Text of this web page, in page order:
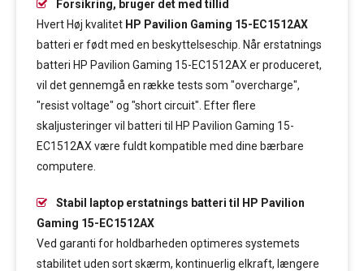
Forsikring, bruger det med tillid
Hvert Høj kvalitet HP Pavilion Gaming 15-EC1512AX
batteri er født med en beskyttelseschip. Når erstatnings
batteri HP Pavilion Gaming 15-EC1512AX er produceret,
vil det gennemgå en række tests som "overcharge",
"resist voltage" og "short circuit". Efter flere
skaljusteringer vil batteri til HP Pavilion Gaming 15-
EC1512AX være fuldt kompatible med dine bærbare
computere.
Stabil laptop erstatnings batteri til HP Pavilion
Gaming 15-EC1512AX
Ved garanti for holdbarheden optimeres systemets
stabilitet uden sort skærm, kontinuerlig elkraft, længere